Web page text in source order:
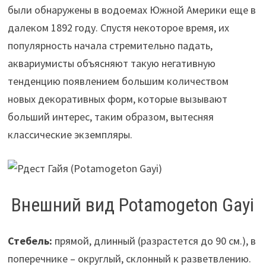
были обнаружены в водоемах Южной Америки еще в
далеком 1892 году. Спустя некоторое время, их
популярность начала стремительно падать,
аквариумисты объясняют такую негативную
тенденцию появлением большим количеством
новых декоративных форм, которые вызывают
больший интерес, таким образом, вытесняя
классические экземпляры.
Внешний вид Potamogeton Gayi
Стебель: прямой, длинный (разрастется до 90 см.), в
поперечнике – округлый, склонный к разветвлению.